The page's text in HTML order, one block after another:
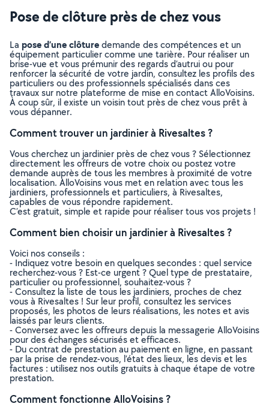
Pose de clôture près de chez vous
La pose d’une clôturedemande des compétences et un
équipement particulier comme une tarière. Pour réaliser un
brise-vue et vous prémunir des regards d’autrui ou pour
renforcer la sécurité de votre jardin, consultez les profils des
particuliers ou des professionnels spécialisés dans ces
travaux sur notre plateforme de mise en contact AlloVoisins.
À coup sûr, il existe un voisin tout près de chez vous prêt à
vous dépanner.
Comment trouver un jardinier à Rivesaltes ?
Vous cherchez un jardinier près de chez vous ? Sélectionnez
directement les offreurs de votre choix ou postez votre
demande auprès de tous les membres à proximité de votre
localisation. AlloVoisins vous met en relation avec tous les
jardiniers, professionnels et particuliers, à Rivesaltes,
capables de vous répondre rapidement.
C’est gratuit, simple et rapide pour réaliser tous vos projets !
Comment bien choisir un jardinier à Rivesaltes ?
Voici nos conseils :
- Indiquez votre besoin en quelques secondes : quel service
recherchez-vous ? Est-ce urgent ? Quel type de prestataire,
particulier ou professionnel, souhaitez-vous ?
- Consultez la liste de tous les jardiniers, proches de chez
vous à Rivesaltes ! Sur leur profil, consultez les services
proposés, les photos de leurs réalisations, les notes et avis
laissés par leurs clients.
- Conversez avec les offreurs depuis la messagerie AlloVoisins
pour des échanges sécurisés et efficaces.
- Du contrat de prestation au paiement en ligne, en passant
par la prise de rendez-vous, l’état des lieux, les devis et les
factures : utilisez nos outils gratuits à chaque étape de votre
prestation.
Comment fonctionne AlloVoisins ?